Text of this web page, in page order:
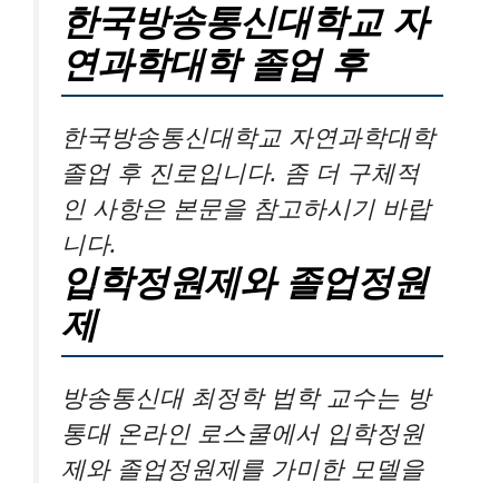
한국방송통신대학교 자
연과학대학 졸업 후
한국방송통신대학교 자연과학대학
졸업 후 진로입니다. 좀 더 구체적
인 사항은 본문을 참고하시기 바랍
니다.
입학정원제와 졸업정원
제
방송통신대 최정학 법학 교수는 방
통대 온라인 로스쿨에서 입학정원
제와 졸업정원제를 가미한 모델을